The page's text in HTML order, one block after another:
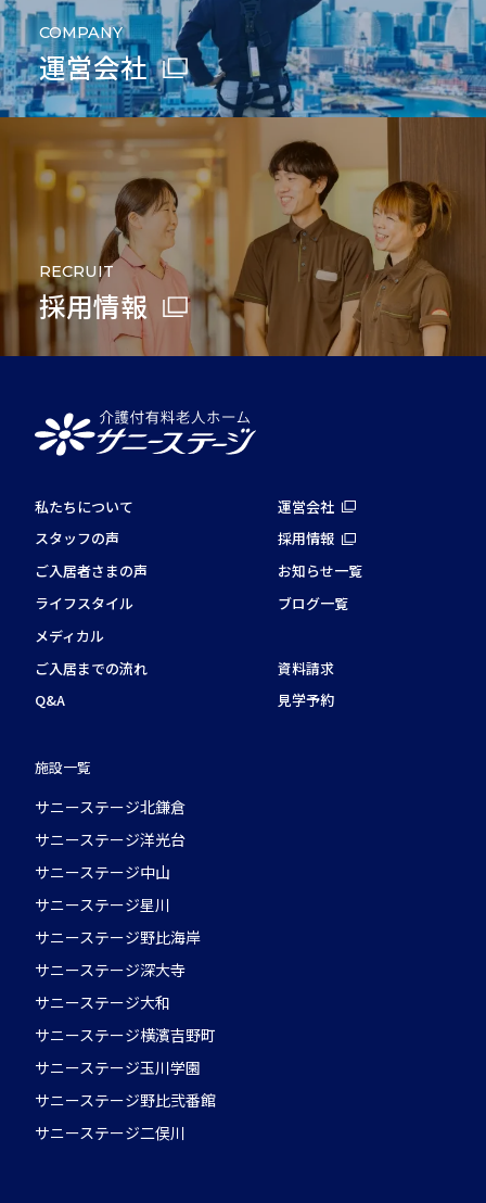
COMPANY
運営会社
RECRUIT
採用情報
私たちについて
スタッフの声
ご入居者さまの声
ライフスタイル
メディカル
ご入居までの流れ
Q&A
施設一覧
サニーステージ北鎌倉
サニーステージ洋光台
サニーステージ中山
サニーステージ星川
サニーステージ野比海岸
サニーステージ深大寺
サニーステージ大和
サニーステージ横濱吉野町
サニーステージ玉川学園
サニーステージ野比弐番館
サニーステージ二俣川
運営会社
採用情報
お知らせ一覧
ブログ一覧
資料請求
見学予約